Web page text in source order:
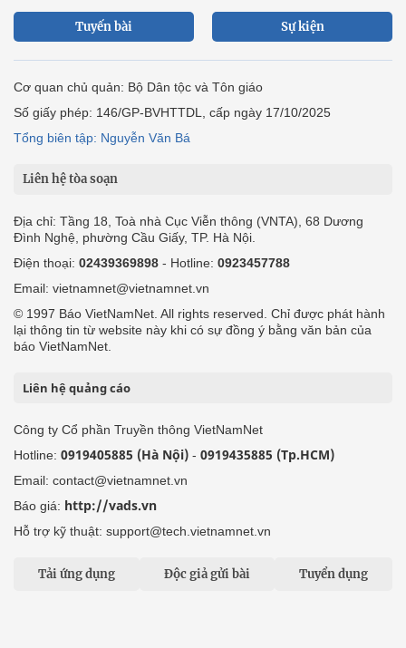
Tuyến bài Sự kiện
Cơ quan chủ quản: Bộ Dân tộc và Tôn giáo
Số giấy phép: 146/GP-BVHTTDL, cấp ngày 17/10/2025
Tổng biên tập: Nguyễn Văn Bá
Liên hệ tòa soạn
Địa chỉ: Tầng 18, Toà nhà Cục Viễn thông (VNTA), 68 Dương
Đình Nghệ, phường Cầu Giấy, TP. Hà Nội.
Điện thoại: 02439369898 - Hotline: 0923457788
Email: vietnamnet@vietnamnet.vn
© 1997 Báo VietNamNet. All rights reserved. Chỉ được phát hành
lại thông tin từ website này khi có sự đồng ý bằng văn bản của
báo VietNamNet.
Liên hệ quảng cáo
Công ty Cổ phần Truyền thông VietNamNet
Hotline: 0919405885 (Hà Nội) - 0919435885 (Tp.HCM)
Email: contact@vietnamnet.vn
Báo giá: http://vads.vn
Hỗ trợ kỹ thuật: support@tech.vietnamnet.vn
Tải ứng dụng Độc giả gửi bài Tuyển dụng